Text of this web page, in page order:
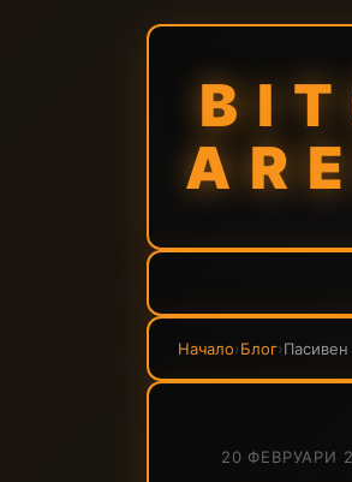
Начало›Блог›
20 ФЕВРУАРИ